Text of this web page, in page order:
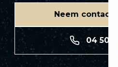
Neem contact
04 50